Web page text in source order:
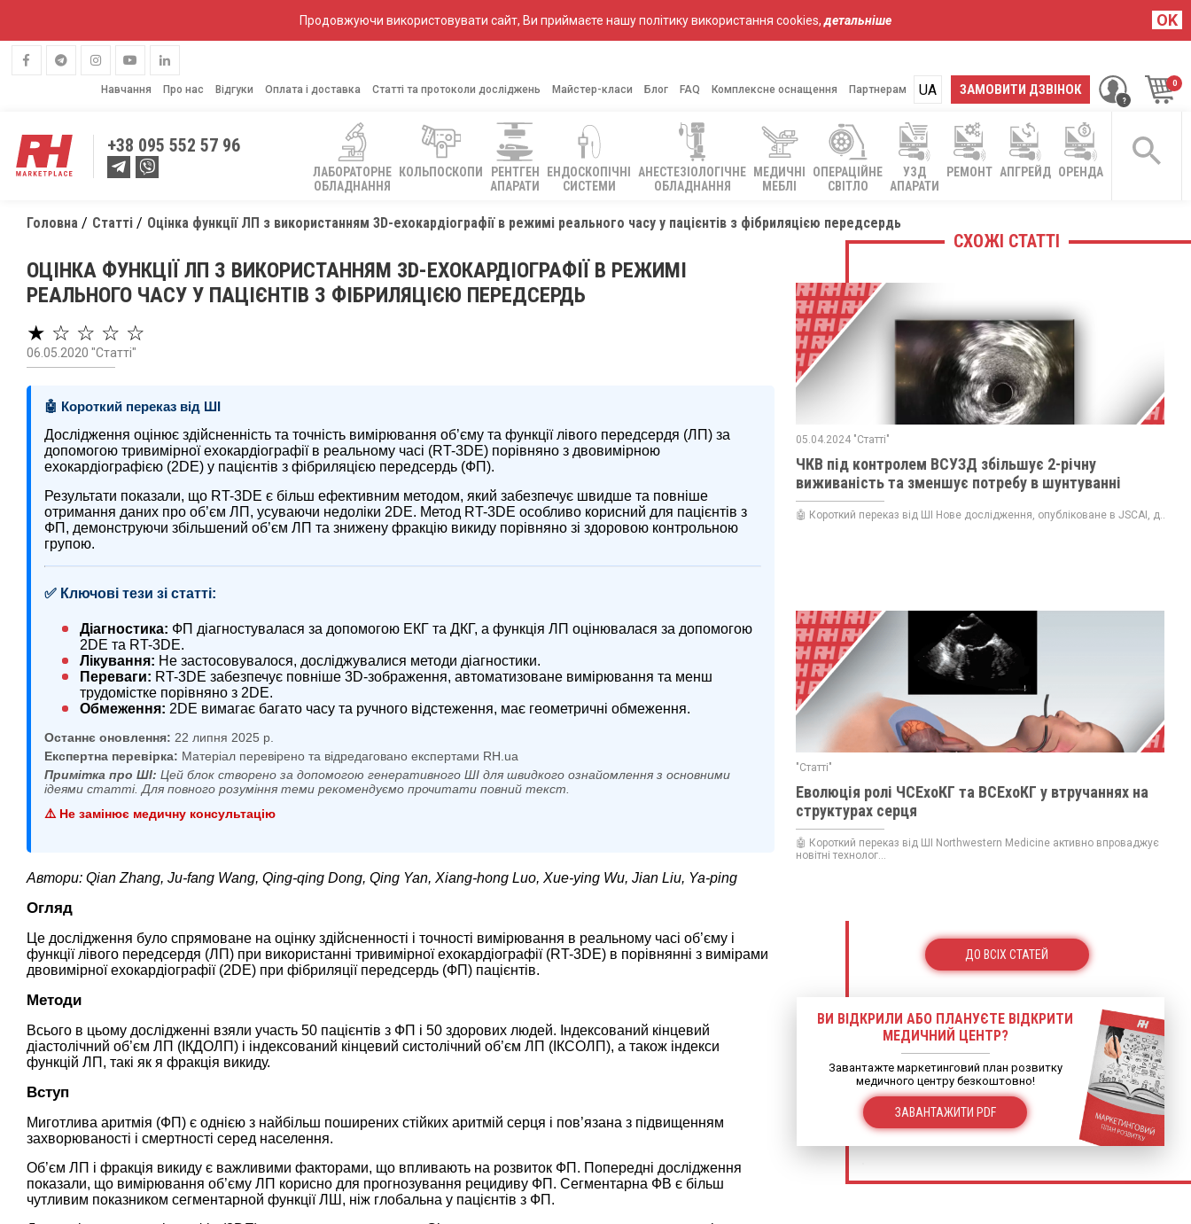
Продовжуючи використовувати сайт, Ви приймаєте нашу політику використання cookies,детальніше OK
Навчання Про нас Відгуки Оплата і доставка Статті та протоколи досліджень Майстер-класи Блог FAQ Комплексне оснащення Партнерам ЗАМОВИТИ ДЗВІНОК
UA
RU
+38 095 552 57 96
ЛАБОРАТОРНЕ
ОБЛАДНАННЯ
КОЛЬПОСКОПИ
РЕНТГЕН
АПАРАТИ
ЕНДОСКОПІЧНІ
СИСТЕМИ
АНЕСТЕЗІОЛОГІЧНЕ
ОБЛАДНАННЯ
МЕДИЧНІ
МЕБЛІ
ОПЕРАЦІЙНЕ
СВІТЛО
УЗД
АПАРАТИ
РЕМОНТ АПГРЕЙД ОРЕНДА
Головна Статті Оцінка функції ЛП з використанням 3D-ехокардіографії в режимі реального часу у пацієнтів з фібриляцією передсердь
ОЦІНКА ФУНКЦІЇ ЛП З ВИКОРИСТАННЯМ 3D-ЕХОКАРДІОГРАФІЇ В РЕЖИМІ
РЕАЛЬНОГО ЧАСУ У ПАЦІЄНТІВ З ФІБРИЛЯЦІЄЮ ПЕРЕДСЕРДЬ
★ ☆ ☆ ☆ ☆
06.05.2020 "Статті"
🤖 Короткий переказ від ШІ
Дослідження оцінює здійсненність та точність вимірювання об’єму та функції лівого передсердя (ЛП) за
допомогою тривимірної ехокардіографії в реальному часі (RT-3DE) порівняно з двовимірною
ехокардіографією (2DE) у пацієнтів з фібриляцією передсердь (ФП).
Результати показали, що RT-3DE є більш ефективним методом, який забезпечує швидше та повніше
отримання даних про об’єм ЛП, усуваючи недоліки 2DE. Метод RT-3DE особливо корисний для пацієнтів з
ФП, демонструючи збільшений об’єм ЛП та знижену фракцію викиду порівняно зі здоровою контрольною
групою.
✅ Ключові тези зі статті:
Діагностика: ФП діагностувалася за допомогою ЕКГ та ДКГ, а функція ЛП оцінювалася за допомогою
2DE та RT-3DE.
Лікування: Не застосовувалося, досліджувалися методи діагностики.
Переваги: RT-3DE забезпечує повніше 3D-зображення, автоматизоване вимірювання та менш
трудомістке порівняно з 2DE.
Обмеження: 2DE вимагає багато часу та ручного відстеження, має геометричні обмеження.
Останнє оновлення: 22 липня 2025 р.
Експертна перевірка: Матеріал перевірено та відредаговано експертами RH.ua
Примітка про ШІ: Цей блок створено за допомогою генеративного ШІ для швидкого ознайомлення з основними
ідеями статті. Для повного розуміння теми рекомендуємо прочитати повний текст.
⚠️ Не замінює медичну консультацію
Автори: Qian Zhang, Ju-fang Wang, Qing-qing Dong, Qing Yan, Xiang-hong Luo, Xue-ying Wu, Jian Liu, Ya-ping
Огляд
Це дослідження було спрямоване на оцінку здійсненності і точності вимірювання в реальному часі об’єму і
функції лівого передсердя (ЛП) при використанні тривимірної ехокардіографії (RT-3DE) в порівнянні з вимірами
двовимірної ехокардіографії (2DE) при фібриляції передсердь (ФП) пацієнтів.
Методи
Всього в цьому дослідженні взяли участь 50 пацієнтів з ФП і 50 здорових людей. Індексований кінцевий
діастолічний об’єм ЛП (ІКДОЛП) і індексований кінцевий систолічний об’єм ЛП (ІКСОЛП), а також індекси
функцій ЛП, такі як я фракція викиду.
Вступ
Миготлива аритмія (ФП) є однією з найбільш поширених стійких аритмій серця і пов’язана з підвищенням
захворюваності і смертності серед населення.
Об’єм ЛП і фракція викиду є важливими факторами, що впливають на розвиток ФП. Попередні дослідження
показали, що вимірювання об’єму ЛП корисно для прогнозування рецидиву ФП. Сегментарна ФВ є більш
чутливим показником сегментарной функції ЛШ, ніж глобальна у пацієнтів з ФП.
СХОЖІ СТАТТІ
05.04.2024 "Статті"
ЧКВ під контролем ВСУЗД збільшує 2-річну
виживаність та зменшує потребу в шунтуванні
🤖 Короткий переказ від ШІ Нове дослідження, опубліковане в JSCAI, д...
"Статті"
Еволюція ролі ЧСЕхоКГ та ВСЕхоКГ у втручаннях на
структурах серця
🤖 Короткий переказ від ШІ Northwestern Medicine активно впроваджує
новітні технолог...
ДО ВСІХ СТАТЕЙ
ВИ ВІДКРИЛИ АБО ПЛАНУЄТЕ ВІДКРИТИ
МЕДИЧНИЙ ЦЕНТР?
Завантажте маркетинговий план розвитку
медичного центру безкоштовно!
ЗАВАНТАЖИТИ PDF